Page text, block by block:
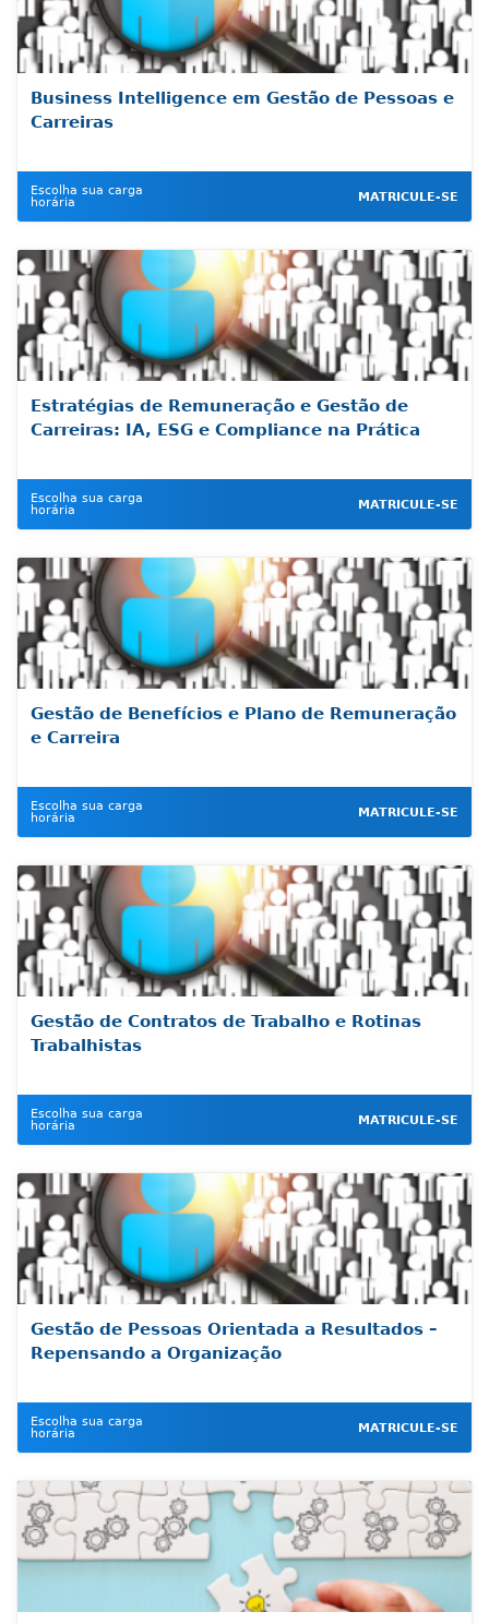
Business Intelligence em Gestão de Pessoas e
Carreiras
Escolha sua carga
horária
MATRICULE-SE
Estratégias de Remuneração e Gestão de
Carreiras: IA, ESG e Compliance na Prática
Escolha sua carga
horária
MATRICULE-SE
Gestão de Benefícios e Plano de Remuneração
e Carreira
Escolha sua carga
horária
MATRICULE-SE
Gestão de Contratos de Trabalho e Rotinas
Trabalhistas
Escolha sua carga
horária
MATRICULE-SE
Gestão de Pessoas Orientada a Resultados –
Repensando a Organização
Escolha sua carga
horária
MATRICULE-SE